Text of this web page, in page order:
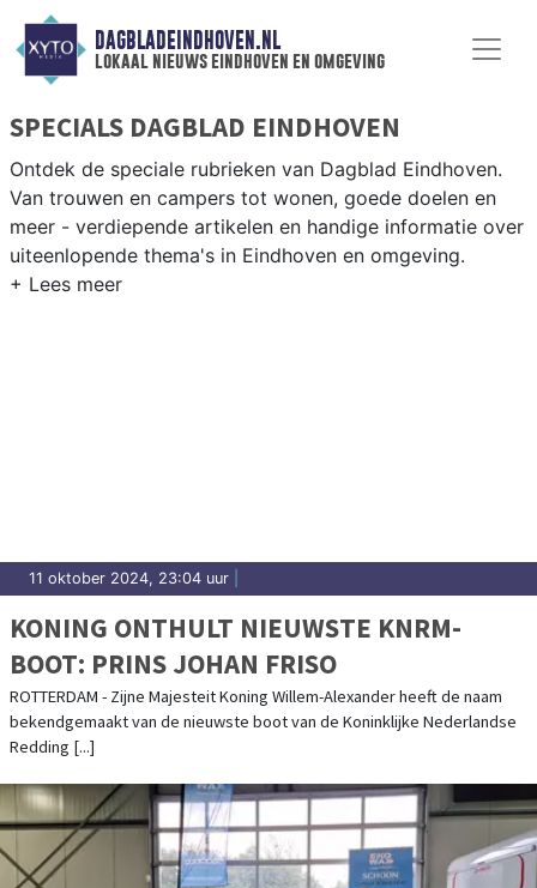
DAGBLADEINDHOVEN.NL
lokaal nieuws eindhoven en omgeving
SPECIALS DAGBLAD EINDHOVEN
Ontdek de speciale rubrieken van Dagblad Eindhoven.
Van trouwen en campers tot wonen, goede doelen en
meer - verdiepende artikelen en handige informatie over
uiteenlopende thema's in Eindhoven en omgeving.
11 oktober 2024, 23:04 uur
KONING ONTHULT NIEUWSTE KNRM-
BOOT: PRINS JOHAN FRISO
ROTTERDAM - Zijne Majesteit Koning Willem-Alexander heeft de naam
bekendgemaakt van de nieuwste boot van de Koninklijke Nederlandse
Redding [...]